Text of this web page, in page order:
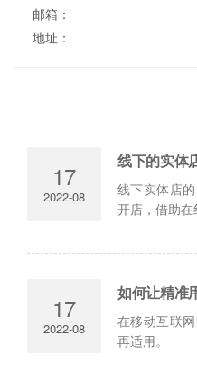
邮箱：
地址：
17
2022-08
线下的实体
线下实体店
开店，借助
17
2022-08
如何让精准
在移动互联
再适用。